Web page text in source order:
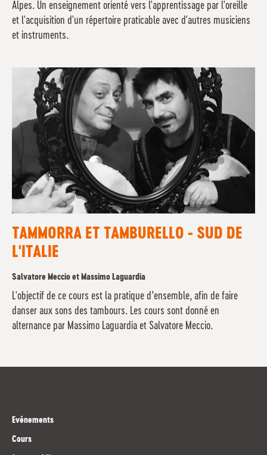
Alpes. Un enseignement orienté vers l'apprentissage par l'oreille
et l'acquisition d'un répertoire praticable avec d'autres musiciens
et instruments.
TAMMORRA ET TAMBURELLO - SUD DE
L'ITALIE
Salvatore Meccio et Massimo Laguardia
L'objectif de ce cours est la pratique d’ensemble, afin de faire
danser aux sons des tambours. Les cours sont donné en
alternance par Massimo Laguardia et Salvatore Meccio.
Evénements
Cours